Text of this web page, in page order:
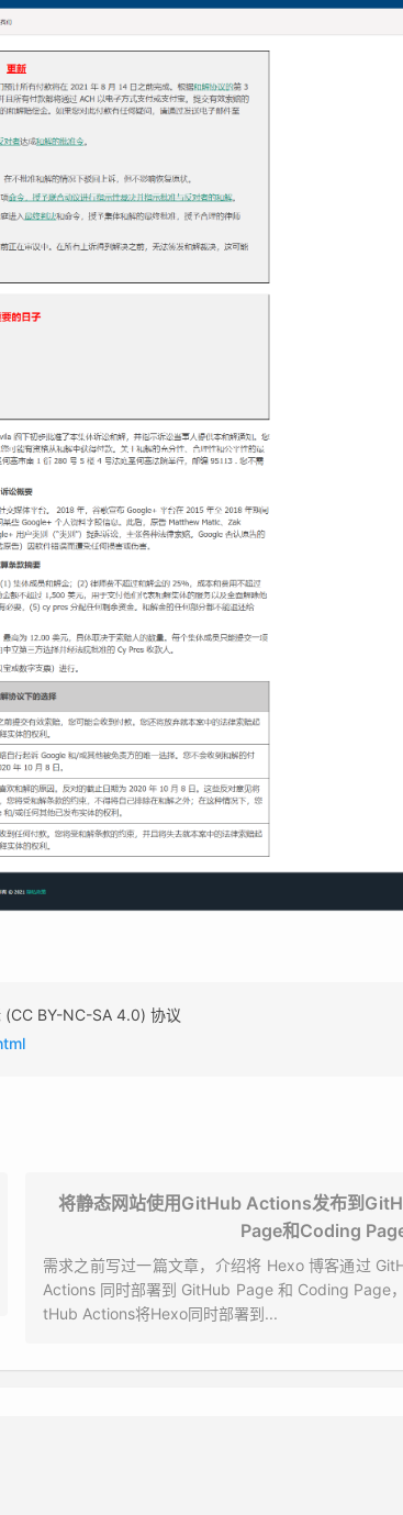
BY-NC-SA 4.0) 协议
将静态网站使用GitHub Actions发布到
Page和Coding
需求之前写过一篇文章，介绍将 Hexo 博客通过
Actions 同时部署到 GitHub Page 和 Coding Page
tHub Actions将Hexo同时部署到...